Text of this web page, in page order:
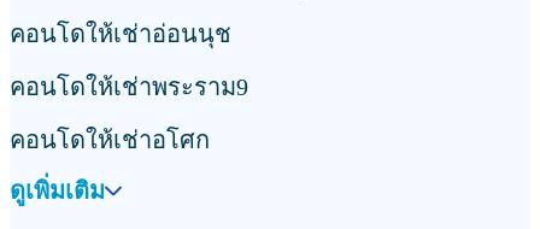
คอนโดให้เช่าอ่อนนุช
คอนโดให้เช่าพระราม9
คอนโดให้เช่าอโศก
ดูเพิ่มเติม